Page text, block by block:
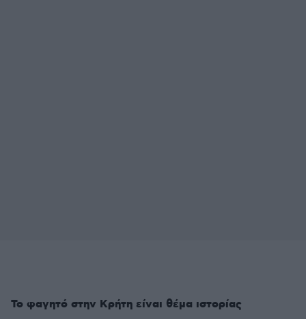
Το φαγητό στην Κρήτη είναι θέμα ιστορίας